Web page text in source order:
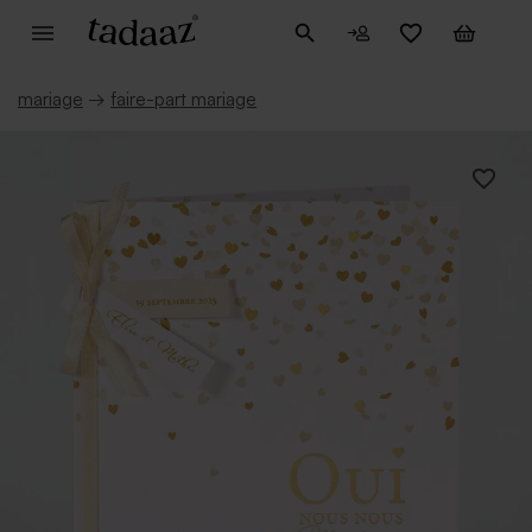
mariage → faire-part mariage